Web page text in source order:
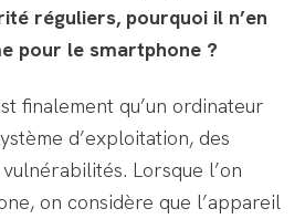
réguliers, pourquoi il n’en
pour le smartphone ?
finalement qu’un ordinateur
d’exploitation, des
Lorsque l’on
on considère que l’appareil